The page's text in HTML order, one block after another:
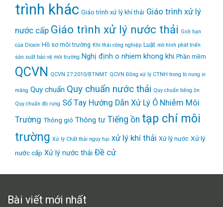
trình khác Giáo trình xử lý khí thải Giáo trình xử lý
nước cấp Giáo trình xử lý nước thải Giới hạn
của Dioxin Hồ sơ môi trường Khí thải công nghiệp Luật mô hình phát triển
sản xuất bảo vệ môi trường Nghị định o nhiem khong khi Phần mềm
QCVN QCVN 27:2010/BTNMT QCVN Đồng xử lý CTNH trong lò nung xi
măng Quy chuẩn Quy chuẩn nước thải Quy chuẩn tiếng ồn
Quy chuẩn độ rung Sổ Tay Hướng Dẫn Xử Lý Ô Nhiễm Môi
Trường Thông gió Thông tư Tiếng ồn tạp chí môi
trường Xử lý Chất thải nguy hại xử lý khí thải Xử lý nước Xử lý
nước cấp Xử lý nước thải Đề cử
Bài viết mới nhất